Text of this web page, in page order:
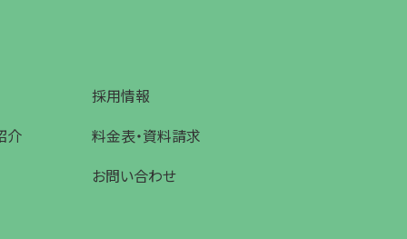
介
採用情報
料金表・資料請求
お問い合わせ